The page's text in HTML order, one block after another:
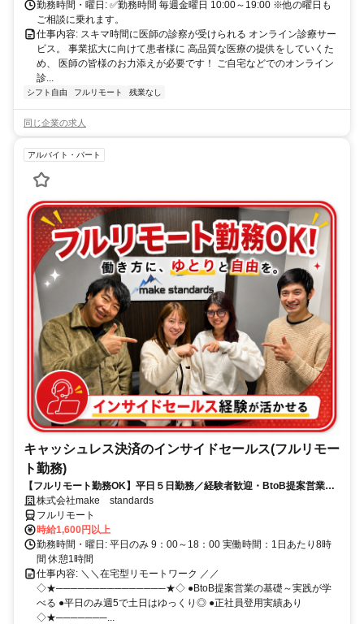
勤務時間・曜日: ✅勤務時間 毎週金曜日 10:00～19:00 ※他の曜日も
ご相談に乗れます。
仕事内容: スキマ時間に医師の診察が受けられる オンライン診療サー
ビス。 事業拡大に向けて患者様に 高品質な医療の提供をしていくた
め、 医師の皆様のお力添えが必要です！ ご自宅などでのオンライン
診...
シフト自由 フルリモート 残業なし
同じ企業の求人
アルバイト・パート
キャッシュレス決済のインサイドセールス(フルリモー
ト勤務)
【フルリモート勤務OK】平日５日勤務／経験者歓迎・BtoB提案営業で
スキルアップ
株式会社make standards
フルリモート
時給1,600円以上
勤務時間・曜日: 平日のみ 9：00～18：00 実働時間：1日あたり8時
間 休憩1時間
仕事内容: ＼＼在宅型リモートワーク ／／
◇★───────────────★◇ ●BtoB提案営業の基礎～実践が学
べる ●平日のみ週5で土日はゆっくり◎ ●正社員登用実績あり
◇★───────...